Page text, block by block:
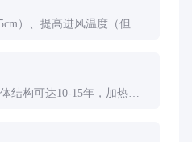
）、提高进风温度（但不
结构可达10-15年，加热元